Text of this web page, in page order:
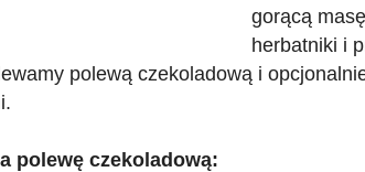
gorącą
herbatniki i
polewą czekoladową i
polewę czekoladową: